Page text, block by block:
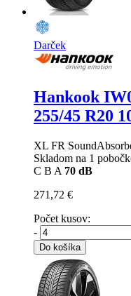
Darček
Hankook
255/45 R20
XL FR
Skladom na 1
C B A 70 dB
271,72 €
Počet kusov:
-
Do košíka